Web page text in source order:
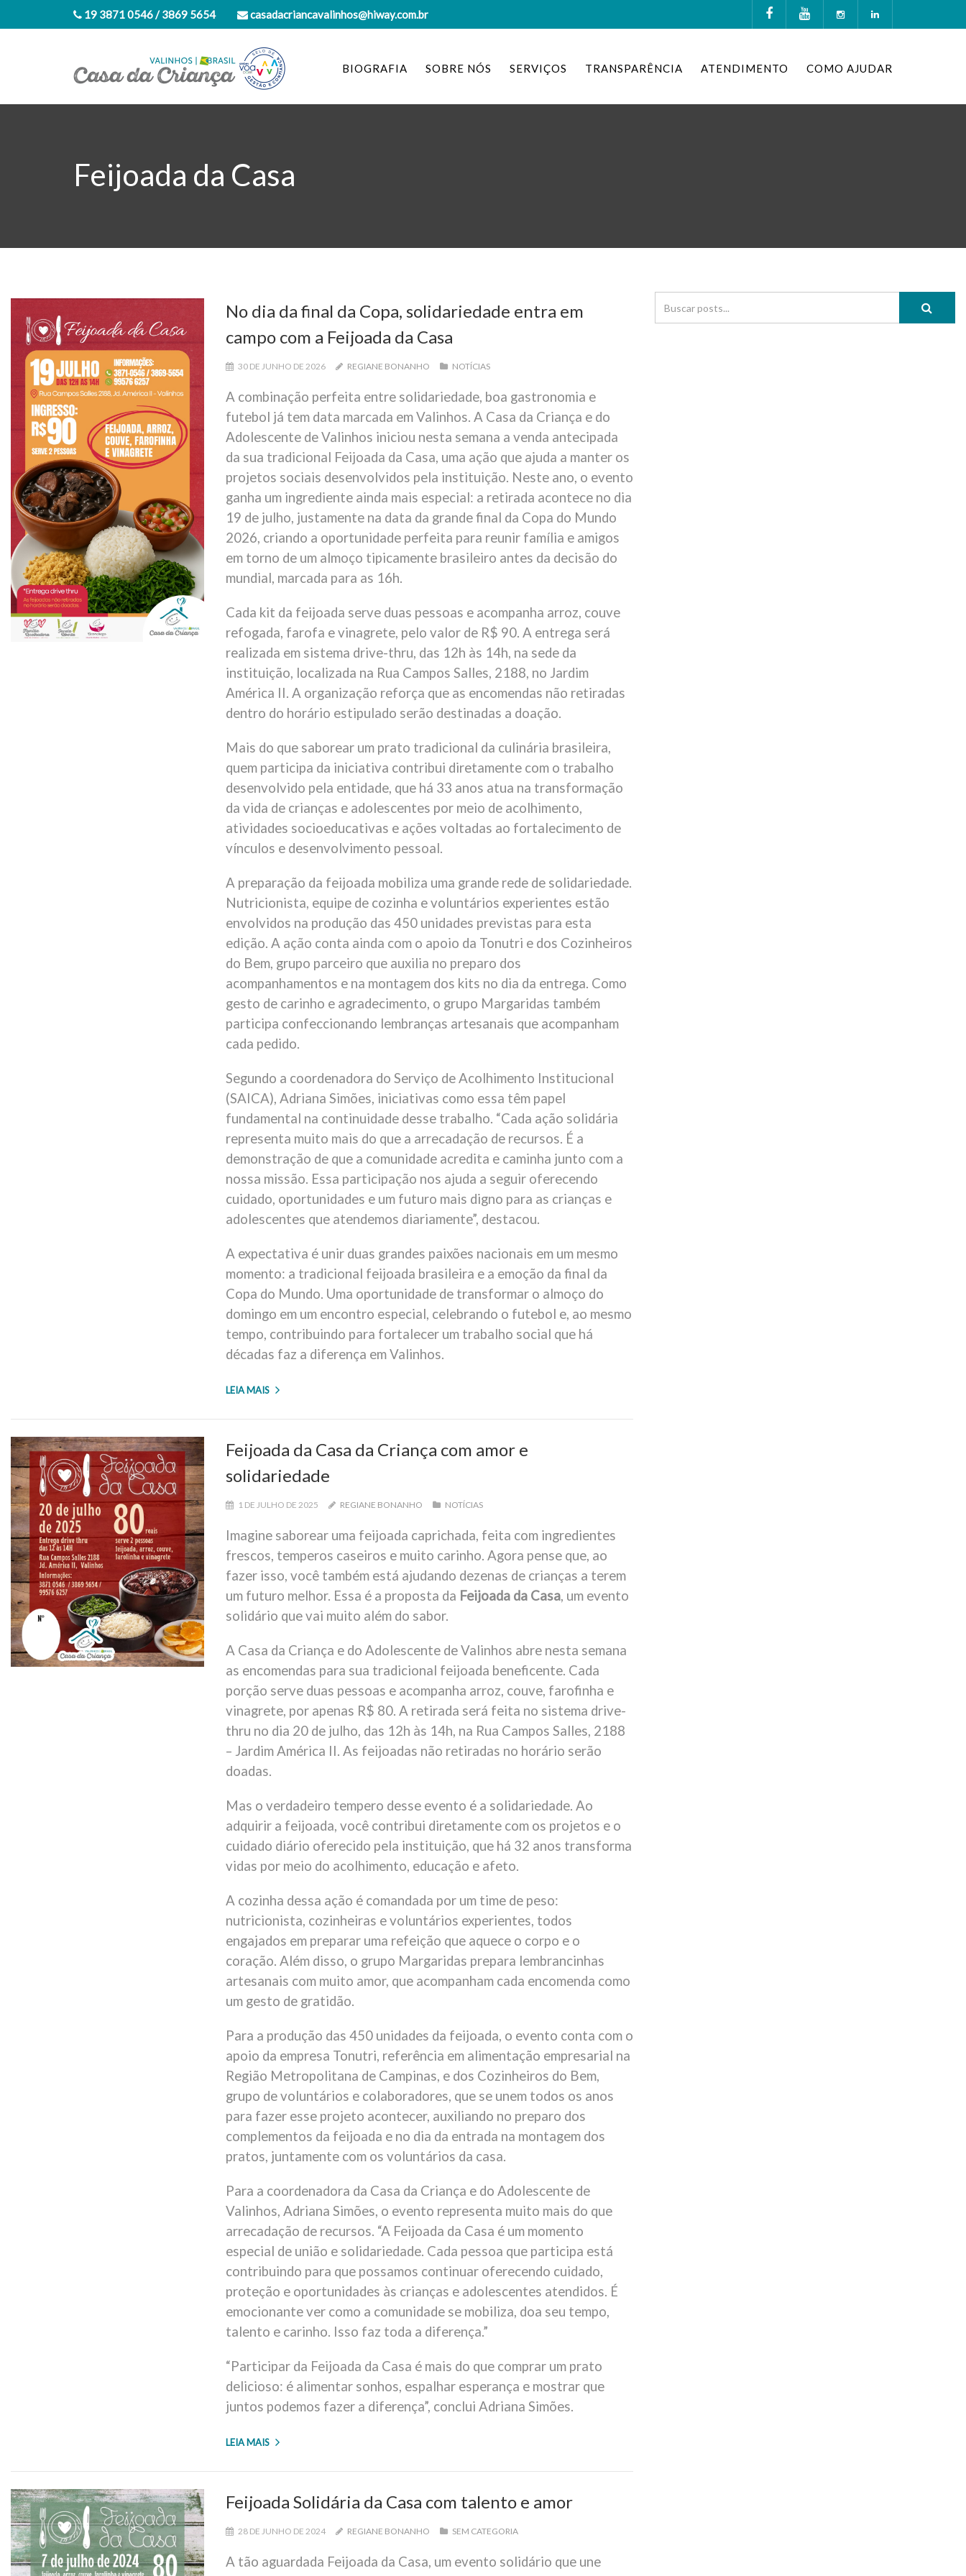
19 3871 0546 / 3869 5654 casadacriancavalinhos@hiway.com.br
BIOGRAFIA SOBRE NÓS SERVIÇOS TRANSPARÊNCIA ATENDIMENTO COMO AJUDAR
Feijoada da Casa
No dia da final da Copa, solidariedade entra em
campo com a Feijoada da Casa
30 DE JUNHO DE 2026 REGIANE BONANHO NOTÍCIAS
A combinação perfeita entre solidariedade, boa gastronomia e
futebol já tem data marcada em Valinhos. A Casa da Criança e do
Adolescente de Valinhos iniciou nesta semana a venda antecipada
da sua tradicional Feijoada da Casa, uma ação que ajuda a manter os
projetos sociais desenvolvidos pela instituição. Neste ano, o evento
ganha um ingrediente ainda mais especial: a retirada acontece no dia
19 de julho, justamente na data da grande final da Copa do Mundo
2026, criando a oportunidade perfeita para reunir família e amigos
em torno de um almoço tipicamente brasileiro antes da decisão do
mundial, marcada para as 16h.
Cada kit da feijoada serve duas pessoas e acompanha arroz, couve
refogada, farofa e vinagrete, pelo valor de R$ 90. A entrega será
realizada em sistema drive-thru, das 12h às 14h, na sede da
instituição, localizada na Rua Campos Salles, 2188, no Jardim
América II. A organização reforça que as encomendas não retiradas
dentro do horário estipulado serão destinadas a doação.
Mais do que saborear um prato tradicional da culinária brasileira,
quem participa da iniciativa contribui diretamente com o trabalho
desenvolvido pela entidade, que há 33 anos atua na transformação
da vida de crianças e adolescentes por meio de acolhimento,
atividades socioeducativas e ações voltadas ao fortalecimento de
vínculos e desenvolvimento pessoal.
A preparação da feijoada mobiliza uma grande rede de solidariedade.
Nutricionista, equipe de cozinha e voluntários experientes estão
envolvidos na produção das 450 unidades previstas para esta
edição. A ação conta ainda com o apoio da Tonutri e dos Cozinheiros
do Bem, grupo parceiro que auxilia no preparo dos
acompanhamentos e na montagem dos kits no dia da entrega. Como
gesto de carinho e agradecimento, o grupo Margaridas também
participa confeccionando lembranças artesanais que acompanham
cada pedido.
Segundo a coordenadora do Serviço de Acolhimento Institucional
(SAICA), Adriana Simões, iniciativas como essa têm papel
fundamental na continuidade desse trabalho. “Cada ação solidária
representa muito mais do que a arrecadação de recursos. É a
demonstração de que a comunidade acredita e caminha junto com a
nossa missão. Essa participação nos ajuda a seguir oferecendo
cuidado, oportunidades e um futuro mais digno para as crianças e
adolescentes que atendemos diariamente”, destacou.
A expectativa é unir duas grandes paixões nacionais em um mesmo
momento: a tradicional feijoada brasileira e a emoção da final da
Copa do Mundo. Uma oportunidade de transformar o almoço do
domingo em um encontro especial, celebrando o futebol e, ao mesmo
tempo, contribuindo para fortalecer um trabalho social que há
décadas faz a diferença em Valinhos.
LEIA MAIS
Feijoada da Casa da Criança com amor e
solidariedade
1 DE JULHO DE 2025 REGIANE BONANHO NOTÍCIAS
Imagine saborear uma feijoada caprichada, feita com ingredientes
frescos, temperos caseiros e muito carinho. Agora pense que, ao
fazer isso, você também está ajudando dezenas de crianças a terem
um futuro melhor. Essa é a proposta da Feijoada da Casa, um evento
solidário que vai muito além do sabor.
A Casa da Criança e do Adolescente de Valinhos abre nesta semana
as encomendas para sua tradicional feijoada beneficente. Cada
porção serve duas pessoas e acompanha arroz, couve, farofinha e
vinagrete, por apenas R$ 80. A retirada será feita no sistema drive-
thru no dia 20 de julho, das 12h às 14h, na Rua Campos Salles, 2188
– Jardim América II. As feijoadas não retiradas no horário serão
doadas.
Mas o verdadeiro tempero desse evento é a solidariedade. Ao
adquirir a feijoada, você contribui diretamente com os projetos e o
cuidado diário oferecido pela instituição, que há 32 anos transforma
vidas por meio do acolhimento, educação e afeto.
A cozinha dessa ação é comandada por um time de peso:
nutricionista, cozinheiras e voluntários experientes, todos
engajados em preparar uma refeição que aquece o corpo e o
coração. Além disso, o grupo Margaridas prepara lembrancinhas
artesanais com muito amor, que acompanham cada encomenda como
um gesto de gratidão.
Para a produção das 450 unidades da feijoada, o evento conta com o
apoio da empresa Tonutri, referência em alimentação empresarial na
Região Metropolitana de Campinas, e dos Cozinheiros do Bem,
grupo de voluntários e colaboradores, que se unem todos os anos
para fazer esse projeto acontecer, auxiliando no preparo dos
complementos da feijoada e no dia da entrada na montagem dos
pratos, juntamente com os voluntários da casa.
Para a coordenadora da Casa da Criança e do Adolescente de
Valinhos, Adriana Simões, o evento representa muito mais do que
arrecadação de recursos. “A Feijoada da Casa é um momento
especial de união e solidariedade. Cada pessoa que participa está
contribuindo para que possamos continuar oferecendo cuidado,
proteção e oportunidades às crianças e adolescentes atendidos. É
emocionante ver como a comunidade se mobiliza, doa seu tempo,
talento e carinho. Isso faz toda a diferença.”
“Participar da Feijoada da Casa é mais do que comprar um prato
delicioso: é alimentar sonhos, espalhar esperança e mostrar que
juntos podemos fazer a diferença”, conclui Adriana Simões.
LEIA MAIS
Feijoada Solidária da Casa com talento e amor
28 DE JUNHO DE 2024 REGIANE BONANHO SEM CATEGORIA
A tão aguardada Feijoada da Casa, um evento solidário que une